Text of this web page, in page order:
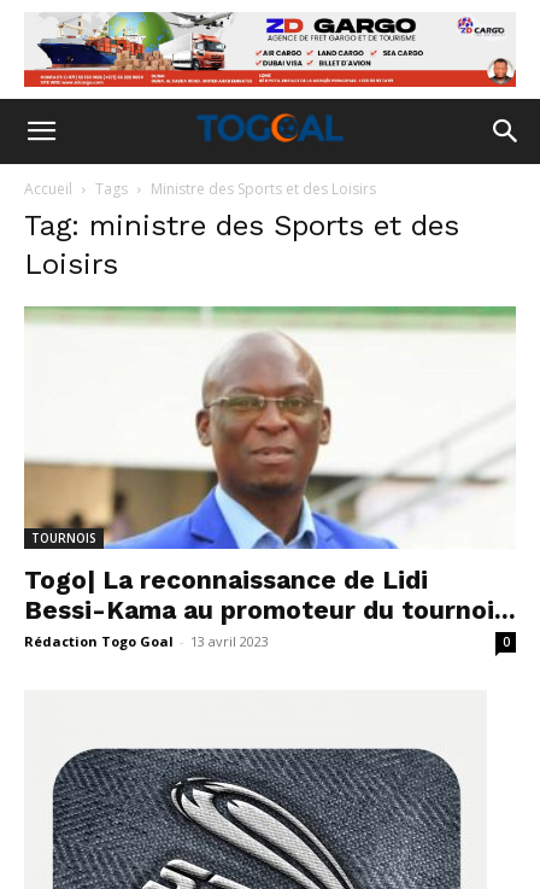
Accueil Tags Ministre des Sports et des Loisirs
Tag: ministre des Sports et des
Loisirs
TOURNOIS
Togo| La reconnaissance de Lidi
Bessi-Kama au promoteur du tournoi...
Rédaction Togo Goal - 13 avril 2023 0